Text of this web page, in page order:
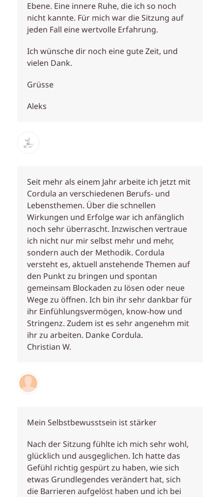
Ebene. Eine innere Ruhe, die ich so noch
nicht kannte. Für mich war die Sitzung auf
jeden Fall eine wertvolle Erfahrung.
Ich wünsche dir noch eine gute Zeit, und
vielen Dank.
Grüsse
Aleks
Seit mehr als einem Jahr arbeite ich jetzt mit
Cordula an verschiedenen Berufs- und
Lebensthemen. Über die schnellen
Wirkungen und Erfolge war ich anfänglich
noch sehr überrascht. Inzwischen vertraue
ich nicht nur mir selbst mehr und mehr,
sondern auch der Methodik. Cordula
versteht es, aktuell anstehende Themen auf
den Punkt zu bringen und spontan
gemeinsam Blockaden zu lösen oder neue
Wege zu öffnen. Ich bin ihr sehr dankbar für
ihr Einfühlungsvermögen, know-how und
Stringenz. Zudem ist es sehr angenehm mit
ihr zu arbeiten. Danke Cordula.
Christian W.
Mein Selbstbewusstsein ist stärker
Nach der Sitzung fühlte ich mich sehr wohl,
glücklich und ausgeglichen. Ich hatte das
Gefühl richtig gespürt zu haben, wie sich
etwas Grundlegendes verändert hat, sich
die Barrieren aufgelöst haben und ich bei